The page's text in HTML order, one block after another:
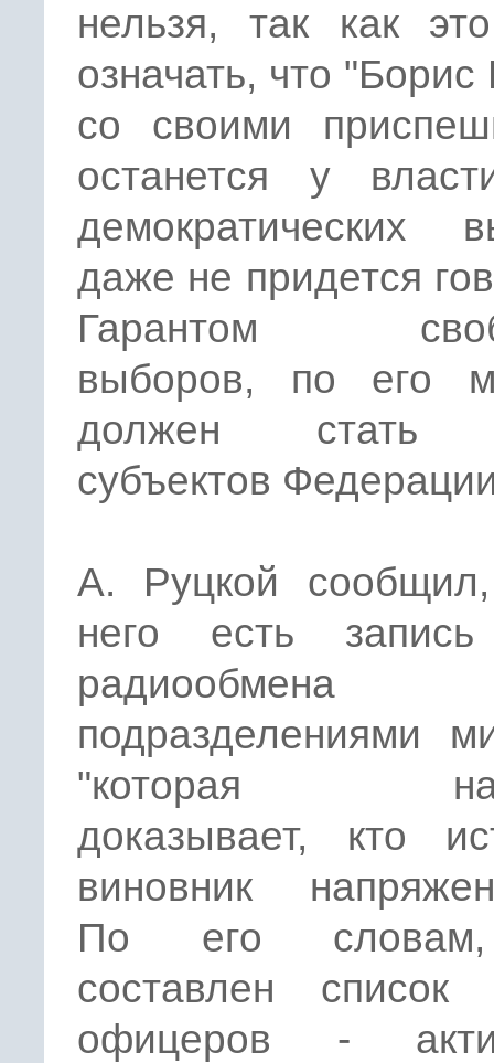
нельзя, так как
означать, что
со своими
останется у
демократических
даже не придется
Гарантом
выборов, по его
должен стать
субъектов
А. Руцкой
него есть запись
радиообмена
подразделениями
"которая
доказывает, кто
виновник
По его
составлен
офицеров -